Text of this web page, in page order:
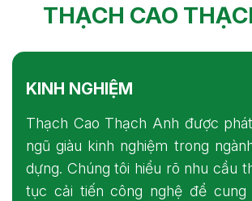
THẠCH CAO
KINH NGHIỆM
Thạch Cao Thạch Anh được
ngũ giàu kinh nghiệm trong
dựng. Chúng tôi hiểu rõ nhu cầu
tục cải tiến công nghệ để cung